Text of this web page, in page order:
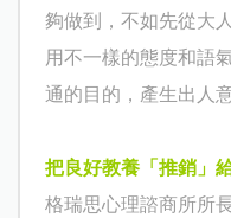
夠做到，不如先從大
用不一樣的態度和語
通的目的，產生出人
把良好教養「推銷」
格瑞思心理諮商所所